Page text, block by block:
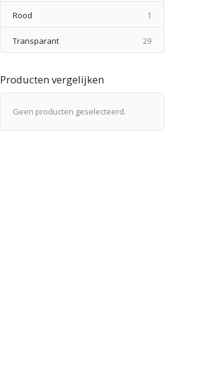
Rood 1
Transparant 29producten
Producten vergelijken
Geen producten geselecteerd.